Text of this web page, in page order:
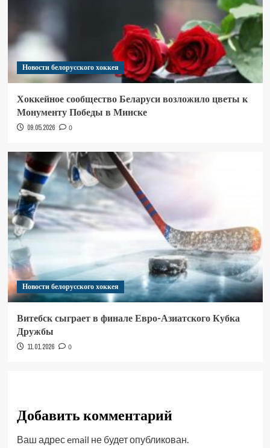
Новости белорусского хоккея
Хоккейное сообщество Беларуси возложило цветы к
Монументу Победы в Минске
09.05.2026 0
Новости белорусского хоккея
Витебск сыграет в финале Евро-Азиатского Кубка
Дружбы
11.01.2026 0
Добавить комментарий
Ваш адрес email не будет опубликован.